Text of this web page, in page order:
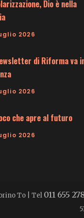
Dio è nella
2026
di Riforma va
2026
che apre al futuro
2026
To | Tel 011 655